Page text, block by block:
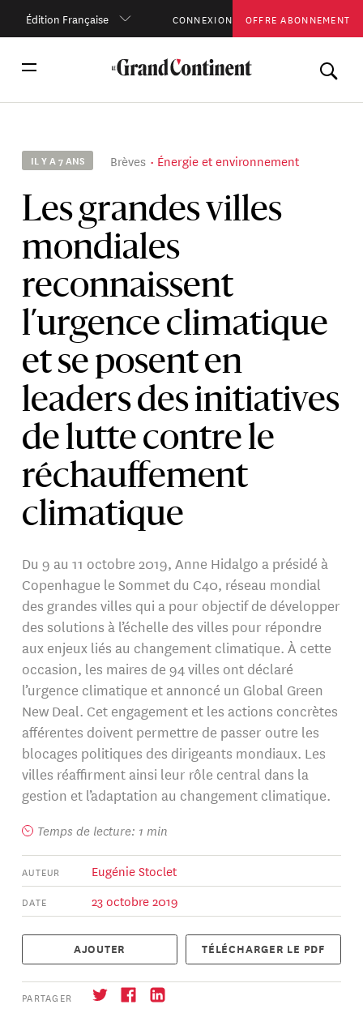
Édition Française CONNEXION OFFRE ABONNEMENT
IL Y A 7 ANS Brèves Énergie et environnement
Les grandes villes
mondiales
reconnaissent
l’urgence climatique
et se posent en
leaders des initiatives
de lutte contre le
réchauffement
climatique
Du 9 au 11 octobre 2019, Anne Hidalgo a présidé à
Copenhague le Sommet du C40, réseau mondial
des grandes villes qui a pour objectif de développer
des solutions à l’échelle des villes pour répondre
aux enjeux liés au changement climatique. À cette
occasion, les maires de 94 villes ont déclaré
l’urgence climatique et annoncé un Global Green
New Deal. Cet engagement et les actions concrètes
afférentes doivent permettre de passer outre les
blocages politiques des dirigeants mondiaux. Les
villes réaffirment ainsi leur rôle central dans la
gestion et l’adaptation au changement climatique.
Temps de lecture: 1 min
AUTEUR Eugénie Stoclet
DATE 23 octobre 2019
AJOUTER TÉLÉCHARGER LE PDF
PARTAGER